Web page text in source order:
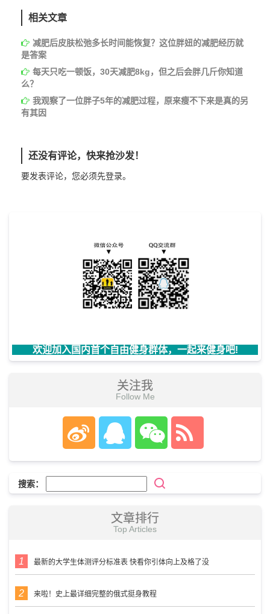
相关文章
减肥后皮肤松弛多长时间能恢复？这位胖妞的减肥经历就
是答案
每天只吃一顿饭，30天减肥8kg，但之后会胖几斤你知道
么？
我观察了一位胖子5年的减肥过程，原来瘦不下来是真的另
有其因
还没有评论，快来抢沙发！
要发表评论，您必须先登录。
欢迎加入国内首个自由健身群体，一起来健身吧!
关注我
Follow Me
搜索：
文章排行
Top Articles
最新的大学生体测评分标准表 快看你引体向上及格了没
来啦！史上最详细完整的俄式挺身教程